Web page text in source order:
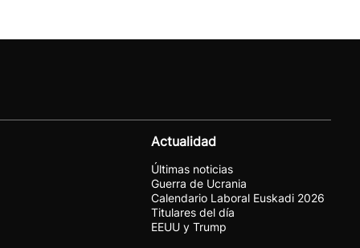
Actualidad
Últimas noticias
Guerra de Ucrania
Calendario Laboral Euskadi 2026
Titulares del día
EEUU y Trump